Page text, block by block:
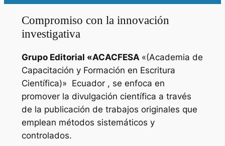
Compromiso con la innovación
investigativa
Grupo Editorial «ACACFESA «(Academia de
Capacitación y Formación en Escritura
Científica)» Ecuador , se enfoca en
promover la divulgación científica a través
de la publicación de trabajos originales que
emplean métodos sistemáticos y
controlados.